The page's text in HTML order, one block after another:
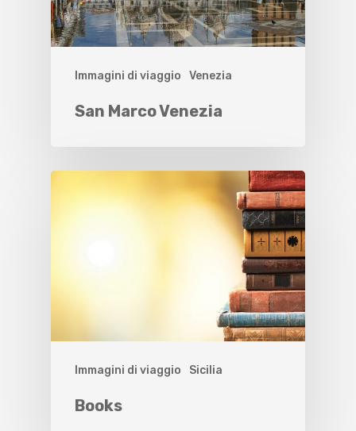
Immagini di viaggio Venezia
San Marco Venezia
Immagini di viaggio Sicilia
Books